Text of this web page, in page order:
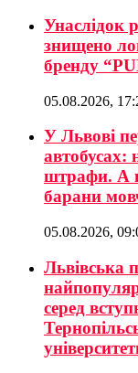
Унаслідок
знищено
бренду
05.08.2026,
У Львові
автобусах:
штрафи. А
барани
05.08.2026,
Львівська
серед